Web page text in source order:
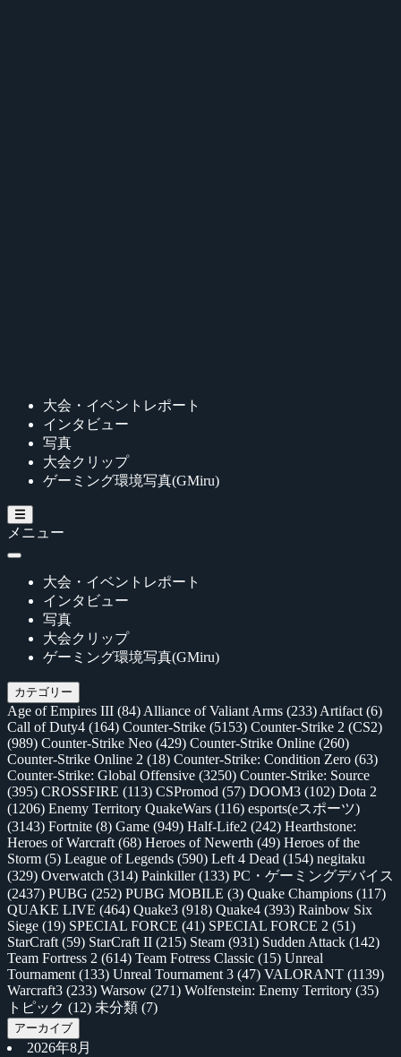
大会・イベントレポート
インタビュー
写真
大会クリップ
ゲーミング環境写真(GMiru)
メニュー
大会・イベントレポート
インタビュー
写真
大会クリップ
ゲーミング環境写真(GMiru)
カテゴリー
Age of Empires III (84) Alliance of Valiant Arms (233) Artifact (6)
Call of Duty4 (164) Counter-Strike (5153) Counter-Strike 2 (CS2)
(989) Counter-Strike Neo (429) Counter-Strike Online (260)
Counter-Strike Online 2 (18) Counter-Strike: Condition Zero (63)
Counter-Strike: Global Offensive (3250) Counter-Strike: Source
(395) CROSSFIRE (113) CSPromod (57) DOOM3 (102) Dota 2
(1206) Enemy Territory QuakeWars (116) esports(eスポーツ)
(3143) Fortnite (8) Game (949) Half-Life2 (242) Hearthstone:
Heroes of Warcraft (68) Heroes of Newerth (49) Heroes of the
Storm (5) League of Legends (590) Left 4 Dead (154) negitaku
(329) Overwatch (314) Painkiller(133) PC・ゲーミングデバイス
(2437) PUBG (252) PUBG MOBILE (3) Quake Champions (117)
QUAKE LIVE (464) Quake3 (918) Quake4 (393) Rainbow Six
Siege (19) SPECIAL FORCE (41) SPECIAL FORCE 2 (51)
StarCraft (59) StarCraft II (215) Steam (931) Sudden Attack (142)
Team Fortress 2 (614) Team Fotress Classic (15) Unreal
Tournament (133) Unreal Tournament 3 (47) VALORANT (1139)
Warcraft3 (233) Warsow (271) Wolfenstein: Enemy Territory (35)
トピック (12) 未分類 (7)
アーカイブ
2026年8月